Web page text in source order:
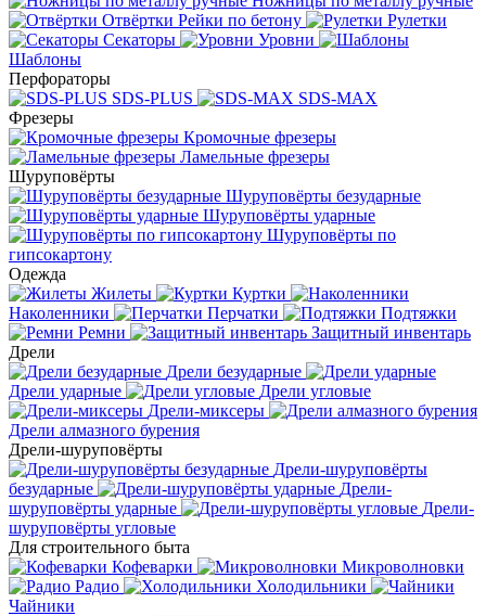
Отвёртки Рейки по бетону
Рулетки
Секаторы
Уровни
Шаблоны
Перфораторы
SDS-PLUS
SDS-MAX
Фрезеры
Кромочные фрезеры
Ламельные фрезеры
Шуруповёрты
Шуруповёрты безударные
Шуруповёрты ударные
Шуруповёрты по
гипсокартону
Одежда
Жилеты
Куртки
Наколенники
Перчатки
Подтяжки
Ремни
Защитный инвентарь
Дрели
Дрели безударные
Дрели ударные
Дрели угловые
Дрели-миксеры
Дрели алмазного бурения
Дрели-шуруповёрты
Дрели-шуруповёрты
безударные
Дрели-
шуруповёрты ударные
Дрели-
шуруповёрты угловые
Для строительного быта
Кофеварки
Микроволновки
Радио
Холодильники
Чайники